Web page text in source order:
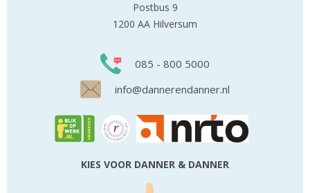
Postbus 9
1200 AA Hilversum
085 - 800 5000
info@dannerendanner.nl
KIES VOOR DANNER & DANNER